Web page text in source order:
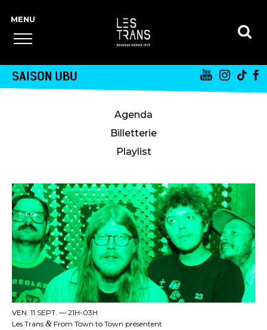
SAISON UBU
Agenda
Billetterie
Playlist
VEN. 11 SEPT. — 21H-03H
Les Trans & From Town to Town présentent